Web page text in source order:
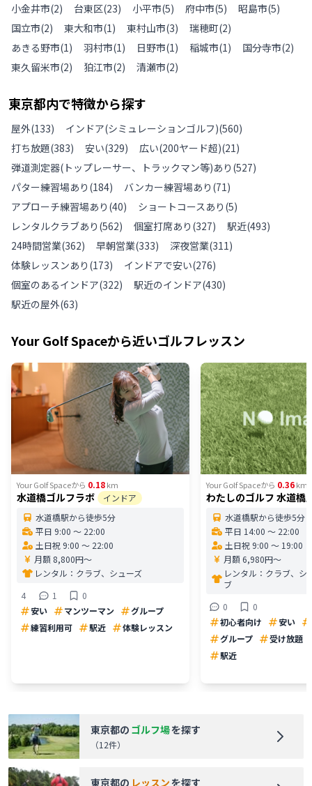
小金井市(2) 台東区(23) 小平市(5) 府中市(5) 昭島市(5)
国立市(2) 東大和市(1) 東村山市(3) 瑞穂町(2)
あきる野市(1) 羽村市(1) 日野市(1) 稲城市(1) 国分寺市(2)
東久留米市(2) 狛江市(2) 清瀬市(2)
東京都内で特徴から探す
屋外(133) インドア(シミュレーションゴルフ)(560)
打ち放題(383) 安い(329) 広い(200ヤード超)(21)
弾道測定器(トップレーサー、トラックマン等)あり (527)
パター練習場あり (184) バンカー練習場あり (71)
アプローチ練習場あり (40) ショートコースあり (5)
レンタルクラブあり (562) 個室打席あり (327) 駅近(493)
24時間営業(362) 早朝営業(333) 深夜営業(311)
体験レッスンあり (173) インドアで安い(276)
個室のあるインドア(322) 駅近のインドア(430)
駅近の屋外(63)
Your Golf Spaceから近いゴルフレッスン
Your Golf Spaceから 0.18km
水道橋ゴルフラボ
インドア
水道橋駅から徒歩5分
平日 9:00 〜 22:00
土日祝 9:00 〜 22:00
月額 8,800円〜
レンタル： クラブ、シューズ
4
1
0
安い
マンツーマン
グループ
練習利用可
駅近 体験レッスン
Your Golf Spaceから 0.36km
わたしのゴルフ 水道橋
水道橋駅から徒歩5分
平日 14:00 〜 22:00
土日祝 9:00 〜 19:00
月額 6,980円〜
レンタル： クラブ、シ
ブ
0
0
初心者向け
安い
グループ
受け放題
駅近
東京都の ゴルフ場を探す
（12件）
東京都の レッスンを探す